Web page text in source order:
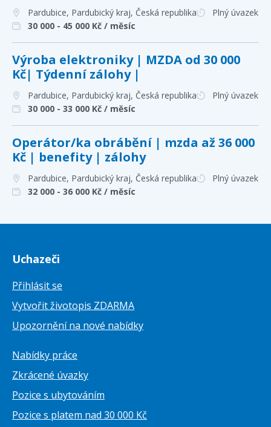
Pardubice, Pardubický kraj, Česká republika
Plný úvazek
30 000 - 45 000 Kč / měsíc
Výroba elektroniky | MZDA od 30 000
Kč| Týdenní zálohy |
Pardubice, Pardubický kraj, Česká republika
Plný úvazek
30 000 - 33 000 Kč / měsíc
Operátor/ka obrábění | mzda až 36 000
Kč | benefity | zálohy
Pardubice, Pardubický kraj, Česká republika
Plný úvazek
32 000 - 36 000 Kč / měsíc
Uchazeči
Přihlásit se
Vytvořit životopis ZDARMA
Upozornění na nové nabídky
Nabídky práce
Zkrácené úvazky
Pozice s ubytováním
Pozice s platem nad 30 000 Kč